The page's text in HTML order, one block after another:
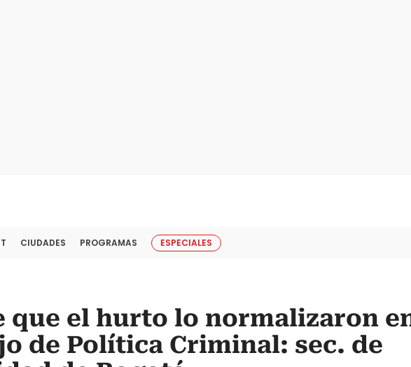
CIUDADES PROGRAMAS ESPECIALES
que el hurto lo normalizaron
de Política Criminal: sec. de